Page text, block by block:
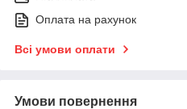
Оплата на рахунок
Всі умови оплати
Умови повернення